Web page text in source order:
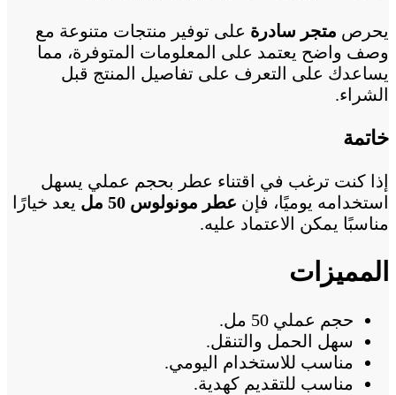
يحرص متجر سادرة على توفير منتجات متنوعة مع
وصف واضح يعتمد على المعلومات المتوفرة، مما
يساعدك على التعرف على تفاصيل المنتج قبل
الشراء.
خاتمة
إذا كنت ترغب في اقتناء عطر بحجم عملي يسهل
استخدامه يوميًا، فإن عطر مونولوس 50 مل
يعد خيارًا
مناسبًا يمكن الاعتماد عليه.
المميزات
حجم عملي 50 مل.
سهل الحمل والتنقل.
مناسب للاستخدام اليومي.
مناسب للتقديم كهدية.